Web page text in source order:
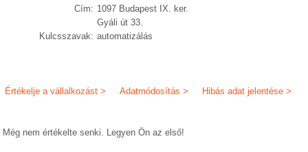
Cím: 1097 Budapest IX. ker.
Gyáli út 33.
Kulcsszavak: automatizálás
Hibás adat jelentése >
Adatmódosítás >
Értékelje a vállalkozást >
Még nem értékelte senki. Legyen Ön az első!